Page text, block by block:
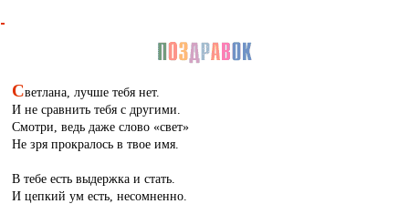
Светлана, лучше тебя нет.
И не сравнить тебя с другими.
Смотри, ведь даже слово «свет»
Не зря прокралось в твое имя.
В тебе есть выдержка и стать.
И цепкий ум есть, несомненно.